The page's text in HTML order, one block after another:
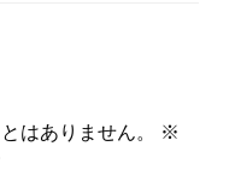
はありません。
※